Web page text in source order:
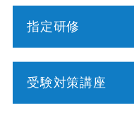
指定研修
受験対策講座